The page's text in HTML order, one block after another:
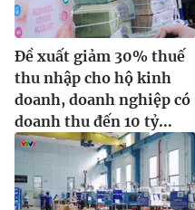
Đề xuất giảm 30% thuế
thu nhập cho hộ kinh
doanh, doanh nghiệp có
doanh thu đến 10 tỷ...